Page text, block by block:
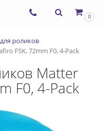
0
роликов
FSK, 72mm F0, 4-Pack
Matter
F0, 4-Pack